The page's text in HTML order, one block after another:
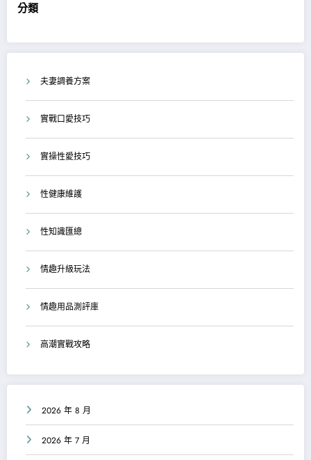
分類
夫妻調養方案
實戰口愛技巧
實操性愛技巧
性健康維護
性知識匯總
情趣升級玩法
情趣用品測評庫
高潮實戰攻略
2026 年 8 月
2026 年 7 月